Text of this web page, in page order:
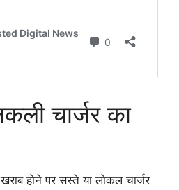
चार्जर का
होने पर सस्ते या लोकल चार्जर